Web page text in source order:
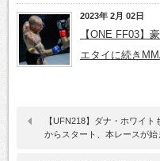
2023年 2月 02日
【ONE FF03】
エタイに続き
【UFN218】ダナ・ホワイ
からスタート、本レースが始